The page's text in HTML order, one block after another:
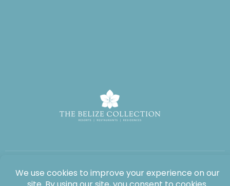
Alle Rechte vorbehalten: The Lodge at Jaguar Reef, 2026®.